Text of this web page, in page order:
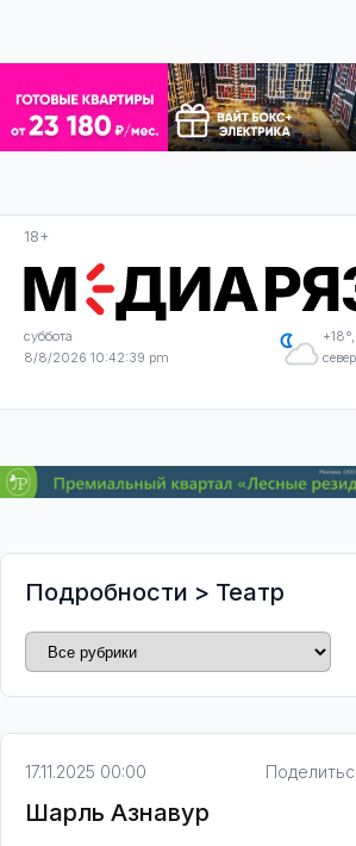
18+
суббота
8/8/2026 10:42:40 pm
Подробности > Театр
17.11.2025 00:00
Шарль Азнавур